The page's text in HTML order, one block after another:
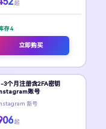
起
存 4
立即购买
3个月注册含2FA密钥
账号
Instagram 新号
起